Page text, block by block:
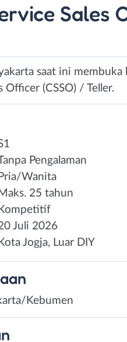
Sales
saat ini
Officer (CSSO) / Teller.
Pengalaman
Pria/Wanita
Maks. 25 tahun
Kompetitif
Juli 2026
Kota Jogja, Luar DIY
Kebumen